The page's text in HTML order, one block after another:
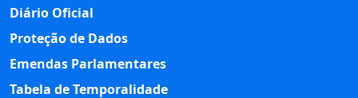
Diário Oficial
Proteção de Dados
Emendas Parlamentares
Tabela de Temporalidade